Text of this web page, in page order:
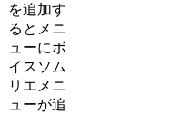
を追加す
るとメニ
ューにボ
イスソム
リエメニ
ューが追